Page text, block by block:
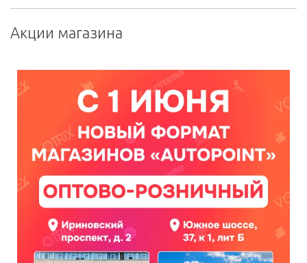
Акции магазина